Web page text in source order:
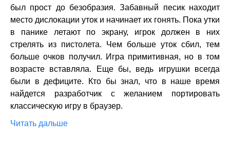
был прост до безобразия. Забавный песик находит
место дислокации уток и начинает их гонять. Пока утки
в панике летают по экрану, игрок должен в них
стрелять из пистолета. Чем больше уток сбил, тем
больше очков получил. Игра примитивная, но в том
возрасте вставляла. Еще бы, ведь игрушки всегда
были в дефиците. Кто бы знал, что в наше время
найдется разработчик с желанием портировать
классическую игру в браузер.
Читать дальше